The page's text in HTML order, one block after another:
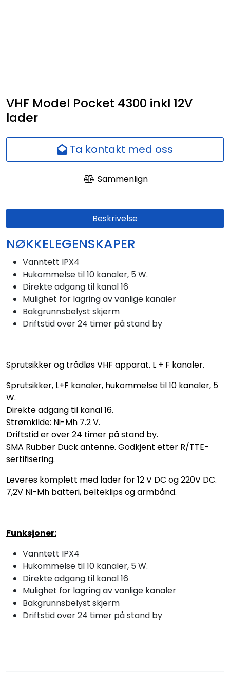
VHF Model Pocket 4300 inkl 12V
lader
Ta kontakt med oss
Sammenlign
Beskrivelse
NØKKELEGENSKAPER
Vanntett IPX4
Hukommelse til 10 kanaler, 5 W.
Direkte adgang til kanal 16
Mulighet for lagring av vanlige kanaler
Bakgrunnsbelyst skjerm
Driftstid over 24 timer på stand by
Sprutsikker og trådløs VHF apparat. L + F kanaler.
Sprutsikker, L+F kanaler, hukommelse til 10 kanaler, 5
W.
Direkte adgang til kanal 16.
Strømkilde: Ni-Mh 7.2 V.
Driftstid er over 24 timer på stand by.
SMA Rubber Duck antenne. Godkjent etter R/TTE-
sertifisering.
Leveres komplett med lader for 12 V DC og 220V DC.
7,2V Ni-Mh batteri, belteklips og armbånd.
Funksjoner:
Vanntett IPX4
Hukommelse til 10 kanaler, 5 W.
Direkte adgang til kanal 16
Mulighet for lagring av vanlige kanaler
Bakgrunnsbelyst skjerm
Driftstid over 24 timer på stand by
Fiskeleting
Digitale tjenester
Skjermer
Nettverk
Ansatte